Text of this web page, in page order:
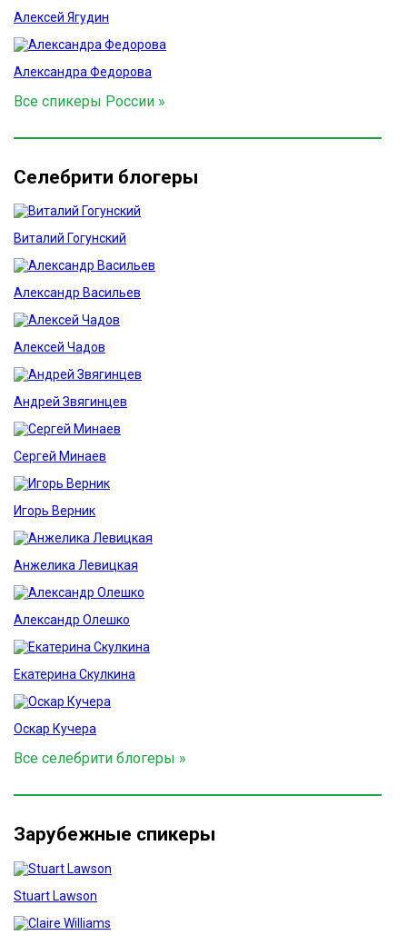
Алексей Ягудин
Александра Федорова
Все спикеры России »
Селебрити блогеры
Виталий Гогунский
Александр Васильев
Алексей Чадов
Андрей Звягинцев
Сергей Минаев
Игорь Верник
Анжелика Левицкая
Александр Олешко
Екатерина Скулкина
Оскар Кучера
Все селебрити блогеры »
Зарубежные спикеры
Stuart Lawson